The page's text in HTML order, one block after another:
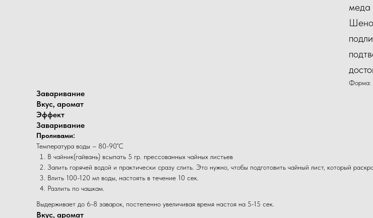
меда
Форма:
Заваривание
Вкус, аромат
Эффект
Заваривание
Проливами:
Температура воды – 80-90˚С
В чайник(гайвань) всыпать 5 гр. прессованных чайных листьев
Залить горячей водой и практически сразу слить. Это нужно, чтобы подготовить чайный лист, который
Влить 100-120 мл воды, настоять в течение 10 сек.
Разлить по чашкам.
Выдерживает до 6-8 заварок, постепенно увеличивая время настоя на 5-15 сек.
Вкус, аромат